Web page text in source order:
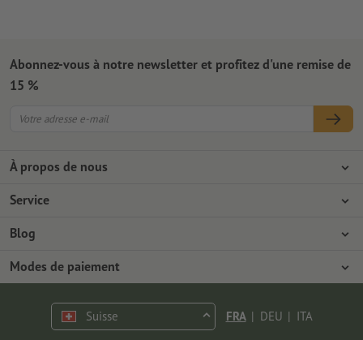
À propos de nous
L'entreprise
Protection de l'environnement
Service
Modes de paiement
Expédition
Programme Premium
Blog
Tutoriels Photoshop
Polices & Fonts gratuits
Modes de paiement
Abonnez-vous à notre newsletter et profitez d'une remise de
15 %
Suisse FRA | DEU | ITA